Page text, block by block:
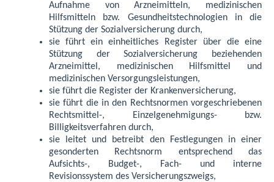
Aufnahme von Arzneimitteln, medizinischen
Hilfsmitteln bzw. Gesundheitstechnologien in die
Stützung der Sozialversicherung durch,
sie führt ein einheitliches Register über die eine
Stützung der Sozialversicherung beziehenden
Arzneimittel, medizinischen Hilfsmittel und
medizinischen Versorgungsleistungen,
sie führt die Register der Krankenversicherung,
sie führt die in den Rechtsnormen vorgeschriebenen
Rechtsmittel-, Einzelgenehmigungs- bzw.
Billigkeitsverfahren durch,
sie leitet und betreibt den Festlegungen in einer
gesonderten Rechtsnorm entsprechend das
Aufsichts-, Budget-, Fach- und interne
Revisionssystem des Versicherungszweigs,